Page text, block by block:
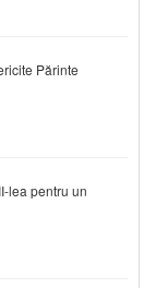
Părinte
lea pentru un